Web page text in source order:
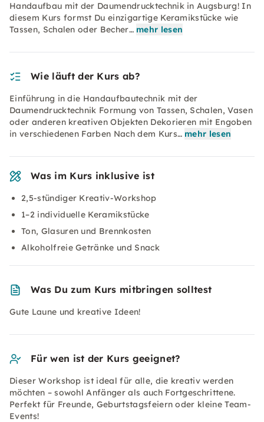
Handaufbau mit der Daumendrucktechnik in Augsburg! In
diesem Kurs formst Du einzigartige Keramikstücke wie
Tassen, Schalen oder Becher… mehr lesen
Wie läuft der Kurs ab?
Einführung in die Handaufbautechnik mit der
Daumendrucktechnik Formung von Tassen, Schalen, Vasen
oder anderen kreativen Objekten Dekorieren mit Engoben
in verschiedenen Farben Nach dem Kurs… mehr lesen
Was im Kurs inklusive ist
2,5-stündiger Kreativ-Workshop
1–2 individuelle Keramikstücke
Ton, Glasuren und Brennkosten
Alkoholfreie Getränke und Snack
Was Du zum Kurs mitbringen solltest
Gute Laune und kreative Ideen!
Für wen ist der Kurs geeignet?
Dieser Workshop ist ideal für alle, die kreativ werden
möchten – sowohl Anfänger als auch Fortgeschrittene.
Perfekt für Freunde, Geburtstagsfeiern oder kleine Team-
Events!